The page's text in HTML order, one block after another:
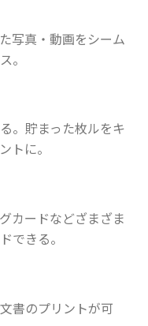
写真・動画をシーム
。
。貯まった枚ルをキ
トに。
カードなどざまざま
できる。
書のプリントが可